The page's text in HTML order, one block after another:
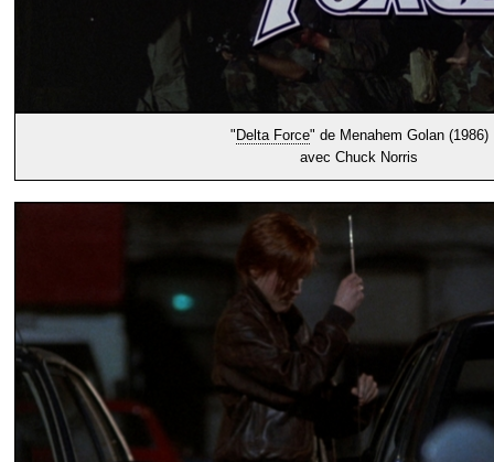
" Delta Force" de Menahem Golan (1986)
avec Chuck Norris